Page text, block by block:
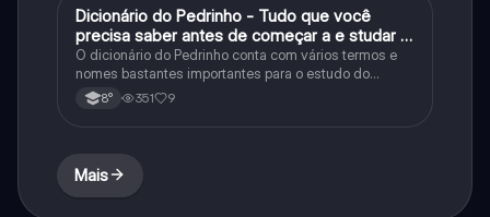
História
Dicionário do Pedrinho - Tudo que você
precisa saber antes de começar a e studar o
segundo reinado!
O dicionário do Pedrinho conta com vários termos e
nomes bastantes importantes para o estudo do
segundo reinado e muito mais.
8° 351 9
Mais